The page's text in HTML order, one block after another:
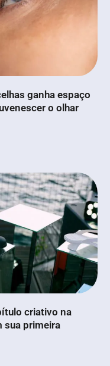
ganha espaço
o olhar
criativo na
sua primeira